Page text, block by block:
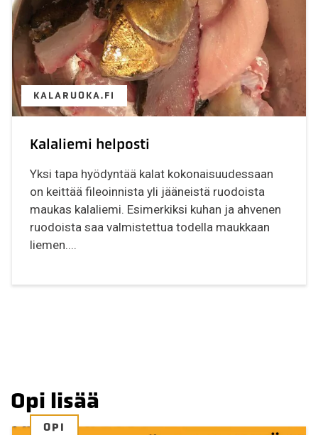
KALARUOKA.FI
Kalaliemi helposti
Yksi tapa hyödyntää kalat kokonaisuudessaan
on keittää fileoinnista yli jääneistä ruodoista
maukas kalaliemi. Esimerkiksi kuhan ja ahvenen
ruodoista saa valmistettua todella maukkaan
liemen....
Opi lisää
OPI